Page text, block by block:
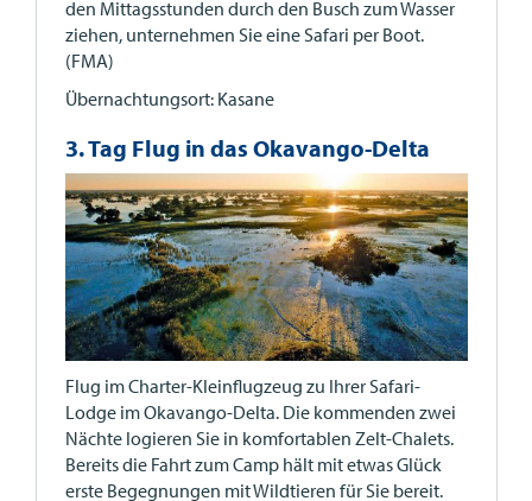
den Mittagsstunden durch den Busch zum Wasser
ziehen, unternehmen Sie eine Safari per Boot.
(FMA)
Übernachtungsort: Kasane
3. Tag Flug in das Okavango-Delta
Flug im Charter-Kleinflugzeug zu Ihrer Safari-
Lodge im Okavango-Delta. Die kommenden zwei
Nächte logieren Sie in komfortablen Zelt-Chalets.
Bereits die Fahrt zum Camp hält mit etwas Glück
erste Begegnungen mit Wildtieren für Sie bereit.